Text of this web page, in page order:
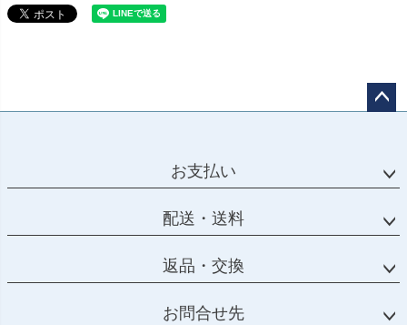
お支払い
配送・送料
返品・交換
お問合せ先